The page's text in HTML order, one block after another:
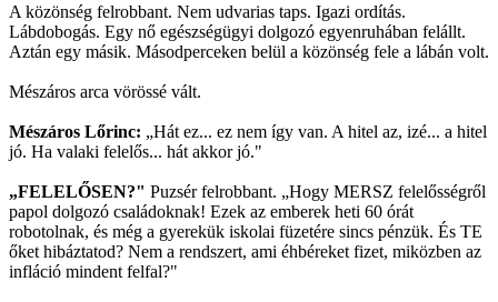
A közönség felrobbant. Nem udvarias taps. Igazi ordítás.
Lábdobogás. Egy nő egészségügyi dolgozó egyenruhában felállt.
Aztán egy másik. Másodperceken belül a közönség fele a lábán volt.
Mészáros arca vörössé vált.
Mészáros Lőrinc: „Hát ez... ez nem így van. A hitel az, izé... a hitel
jó. Ha valaki felelős... hát akkor jó."
„FELELŐSEN?" Puzsér felrobbant. „Hogy MERSZ felelősségről
papol dolgozó családoknak! Ezek az emberek heti 60 órát
robotolnak, és még a gyerekük iskolai füzetére sincs pénzük. És TE
őket hibáztatod? Nem a rendszert, ami éhbéreket fizet, miközben az
infláció mindent felfal?"